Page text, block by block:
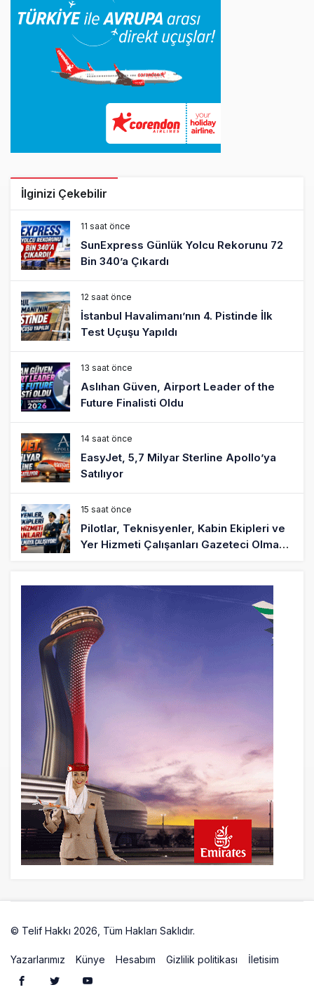
İlginizi Çekebilir
11 saat önce
SunExpress Günlük Yolcu Rekorunu 72
Bin 340’a Çıkardı
12 saat önce
İstanbul Havalimanı’nın 4. Pistinde İlk
Test Uçuşu Yapıldı
13 saat önce
Aslıhan Güven, Airport Leader of the
Future Finalisti Oldu
14 saat önce
EasyJet, 5,7 Milyar Sterline Apollo’ya
Satılıyor
15 saat önce
Pilotlar, Teknisyenler, Kabin Ekipleri ve
Yer Hizmeti Çalışanları Gazeteci Olmaya
BookingAgora’dan Dubai’ye iki FAM Trip
19 saat önce
AJet Uçuşlarıyla Rus Turist İçin Yeni
Türkiye Rotası
20 saat önce
Airbus Temmuz bilançosunu açıkladı:
204 yeni sipariş
21 saat önce
İstanbul uçağına polis köpeklerle girdi: 3
yolcu indirildi
21 saat önce
kırım geçirdi
© Telif Hakkı 2026, Tüm Hakları Saklıdır.
Yazarlarımız Künye Hesabım Gizlilik politikası İletisim